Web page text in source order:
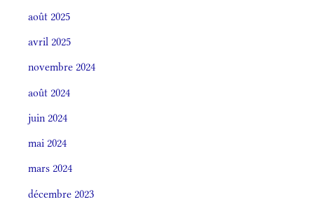
août 2025
avril 2025
novembre 2024
août 2024
juin 2024
mai 2024
mars 2024
décembre 2023